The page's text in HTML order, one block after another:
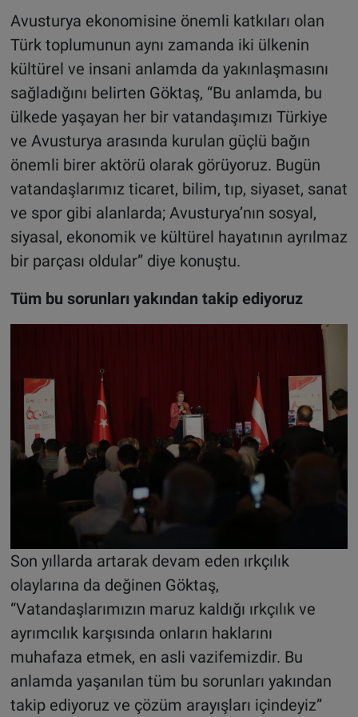
Avusturya ekonomisine önemli katkıları olan
Türk toplumunun aynı zamanda iki ülkenin
kültürel ve insani anlamda da yakınlaşmasını
sağladığını belirten Göktaş, “Bu anlamda, bu
ülkede yaşayan her bir vatandaşımızı Türkiye
ve Avusturya arasında kurulan güçlü bağın
önemli birer aktörü olarak görüyoruz. Bugün
vatandaşlarımız ticaret, bilim, tıp, siyaset, sanat
ve spor gibi alanlarda; Avusturya’nın sosyal,
siyasal, ekonomik ve kültürel hayatının ayrılmaz
bir parçası oldular” diye konuştu.
Tüm bu sorunları yakından takip ediyoruz
Son yıllarda artarak devam eden ırkçılık
olaylarına da değinen Göktaş,
“Vatandaşlarımızın maruz kaldığı ırkçılık ve
ayrımcılık karşısında onların haklarını
muhafaza etmek, en asli vazifemizdir. Bu
anlamda yaşanılan tüm bu sorunları yakından
takip ediyoruz ve çözüm arayışları içindeyiz”